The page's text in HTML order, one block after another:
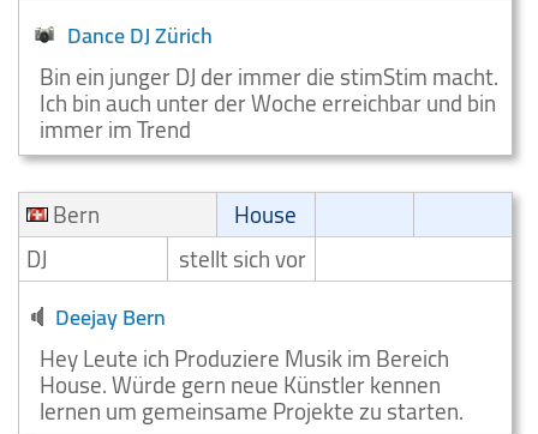
Dance DJ Zürich
Bin ein junger DJ der immer die stimStim macht.
Ich bin auch unter der Woche erreichbar und bin
immer im Trend
Bern
House
DJ
stellt sich vor
Deejay Bern
Hey Leute ich Produziere Musik im Bereich
House. Würde gern neue Künstler kennen
lernen um gemeinsame Projekte zu starten.